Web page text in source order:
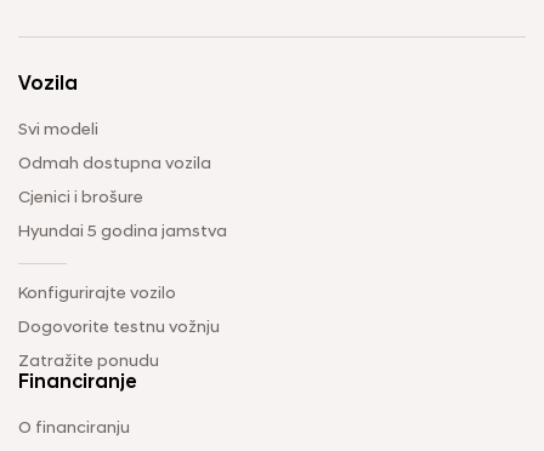
Vozila
Svi modeli
Odmah dostupna vozila
Cjenici i brošure
Hyundai 5 godina jamstva
Konfigurirajte vozilo
Dogovorite testnu vožnju
Zatražite ponudu
Financiranje
O financiranju